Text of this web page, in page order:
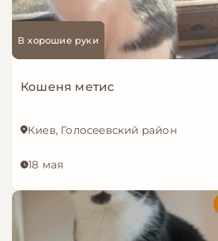
В хорошие руки
Кошеня метис
Киев, Голосеевский район
18 мая